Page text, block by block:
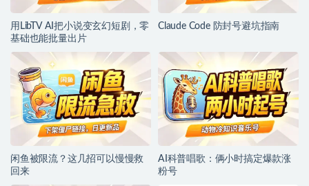
用LibTV AI把小说变玄幻短剧，零
基础也能批量出片
Claude Code 防封号避坑指南
闲鱼被限流？这几招可以慢慢救
回来
AI科普唱歌：俩小时搞定爆款涨
粉号